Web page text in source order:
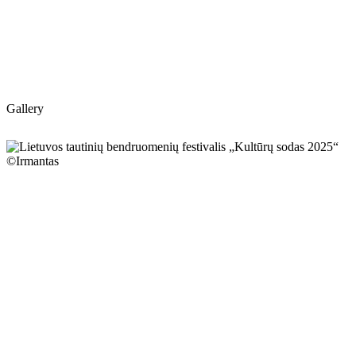
Gallery